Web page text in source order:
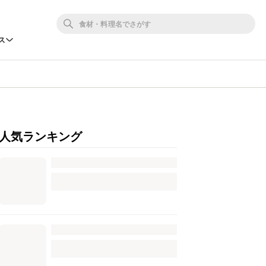
人気ランキング